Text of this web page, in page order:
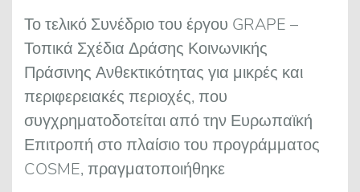
Το τελικό Συνέδριο του έργου GRAPE –
Τοπικά Σχέδια Δράσης Κοινωνικής
Πράσινης Ανθεκτικότητας για μικρές και
περιφερειακές περιοχές, που
συγχρηματοδοτείται από την Ευρωπαϊκή
Επιτροπή στο πλαίσιο του προγράμματος
COSME, πραγματοποιήθηκε